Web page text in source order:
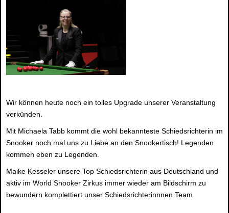
Wir können heute noch ein tolles Upgrade unserer Veranstaltung
verkünden.
Mit Michaela Tabb kommt die wohl bekannteste Schiedsrichterin im
Snooker noch mal uns zu Liebe an den Snookertisch! Legenden
kommen eben zu Legenden.
Maike Kesseler unsere Top Schiedsrichterin aus Deutschland und
aktiv im World Snooker Zirkus immer wieder am Bildschirm zu
bewundern komplettiert unser Schiedsrichterinnnen Team.